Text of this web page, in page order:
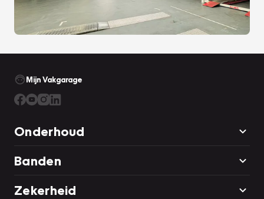
Mijn Vakgarage
Onderhoud
Banden
Zekerheid